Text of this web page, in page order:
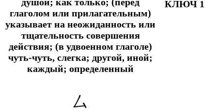
глаголом или прилагательным)
указывает на неожиданность или
тщательность совершения
действия; (в удвоенном глаголе)
чуть-чуть, слегка; другой, иной;
каждый; определенный
КЛЮЧ 1
厶